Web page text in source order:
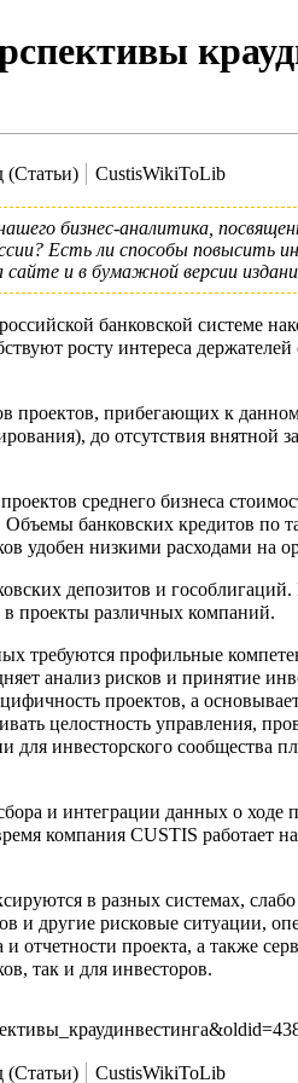
(Статьи) CustisWikiToLib
бизнес-аналитика,
Есть ли способы повысить
сайте и в бумажной версии
банковской системе
росту интереса
проектов, прибегающих к
до отсутствия внятной
среднего бизнеса
банковских кредитов по
удобен низкими расходами на
депозитов и
в проекты различных компаний.
требуются профильные
анализ рисков и принятие
проектов, а
целостность управления,
для инвесторского сообщества
и интеграции данных о ходе
компания CUSTIS работает
в разных системах,
другие рисковые ситуации,
отчетности проекта, а также
так и для инвесторов.
(Статьи) CustisWikiToLib